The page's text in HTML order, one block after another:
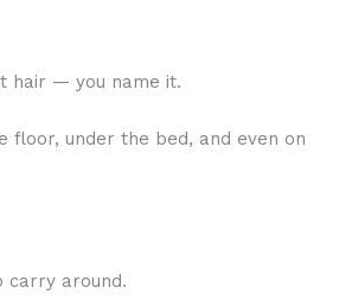
hair — you name it.
under the bed, and even on
carry around.